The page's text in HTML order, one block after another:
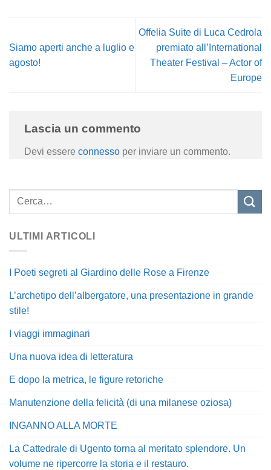
Siamo aperti anche a luglio e
agosto!
Offelia Suite di Luca Cedrola
premiato all’International
Theater Festival – Actor of
Europe
Lascia un commento
Devi essere connesso per inviare un commento.
ULTIMI ARTICOLI
I Poeti segreti al Giardino delle Rose a Firenze
L’archetipo dell’albergatore, una presentazione in grande
stile!
I viaggi immaginari
Una nuova idea di letteratura
E dopo la metrica, le figure retoriche
Manutenzione della felicità (di una milanese oziosa)
INGANNO ALLA MORTE
La Cattedrale di Ugento torna al meritato splendore. Un
volume ne ripercorre la storia e il restauro.